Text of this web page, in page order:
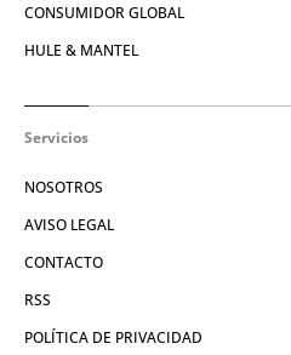
CONSUMIDOR GLOBAL
HULE & MANTEL
Servicios
NOSOTROS
AVISO LEGAL
CONTACTO
RSS
POLÍTICA DE PRIVACIDAD